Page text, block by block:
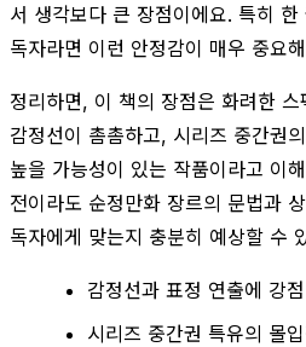
서 생각보다 큰 장점이에요. 특히
독자라면 이런 안정감이 매우 중요
정리하면, 이 책의 장점은 화려한 스
감정선이 촘촘하고, 시리즈 중간권
높을 가능성이 있는 작품이라고 이
전이라도 순정만화 장르의 문법과
독자에게 맞는지 충분히 예상할 수
감정선과 표정 연출에 강점
시리즈 중간권 특유의 몰